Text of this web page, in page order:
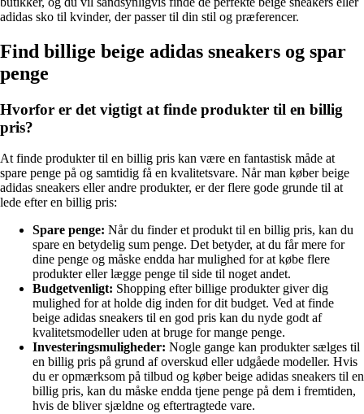
adidas sko til kvinder, der passer til din stil og præferencer.
Find billige beige adidas sneakers og spar
penge
Hvorfor er det vigtigt at finde produkter til en billig
pris?
At finde produkter til en billig pris kan være en fantastisk måde at
spare penge på og samtidig få en kvalitetsvare. Når man køber beige
adidas sneakers eller andre produkter, er der flere gode grunde til at
lede efter en billig pris:
Spare penge: Når du finder et produkt til en billig pris, kan du
spare en betydelig sum penge. Det betyder, at du får mere for
dine penge og måske endda har mulighed for at købe flere
produkter eller lægge penge til side til noget andet.
Budgetvenligt: Shopping efter billige produkter giver dig
mulighed for at holde dig inden for dit budget. Ved at finde
beige adidas sneakers til en god pris kan du nyde godt af
kvalitetsmodeller uden at bruge for mange penge.
Investeringsmuligheder: Nogle gange kan produkter sælges til
en billig pris på grund af overskud eller udgåede modeller. Hvis
du er opmærksom på tilbud og køber beige adidas sneakers til en
billig pris, kan du måske endda tjene penge på dem i fremtiden,
hvis de bliver sjældne og eftertragtede vare.